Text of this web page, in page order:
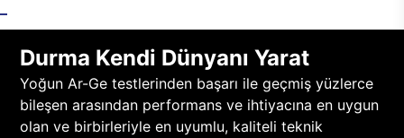
Durma Kendi Dünyanı Yarat
Yoğun Ar-Ge testlerinden başarı ile geçmiş yüzlerce
bileşen arasından performans ve ihtiyacına en uygun
olan ve birbirleriyle en uyumlu, kaliteli teknik